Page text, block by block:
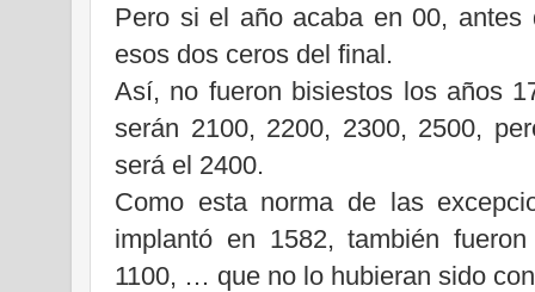
Pero si el año acaba en 00,
esos dos ceros del final.
Así, no fueron bisiestos los años
serán 2100, 2200, 2300, 2500,
será el 2400.
Como esta norma de las
implantó en 1582, también
1100, … que no lo hubieran sido